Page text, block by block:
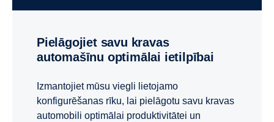
Pielāgojiet savu kravas
automašīnu optimālai ietilpībai
Izmantojiet mūsu viegli lietojamo
konfigurēšanas rīku, lai pielāgotu savu kravas
automobili optimālai produktivitātei un